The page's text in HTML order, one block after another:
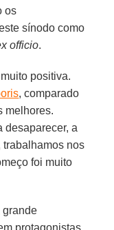
os
sínodo como
officio.
positiva.
, comparado
melhores.
desaparecer, a
trabalhamos nos
foi muito
grande
protagonistas